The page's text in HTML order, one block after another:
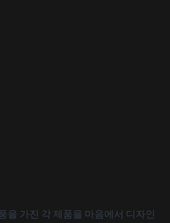
을 가진 각 제품을 마음에서 디자인